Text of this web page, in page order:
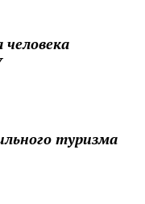
человека
туризма